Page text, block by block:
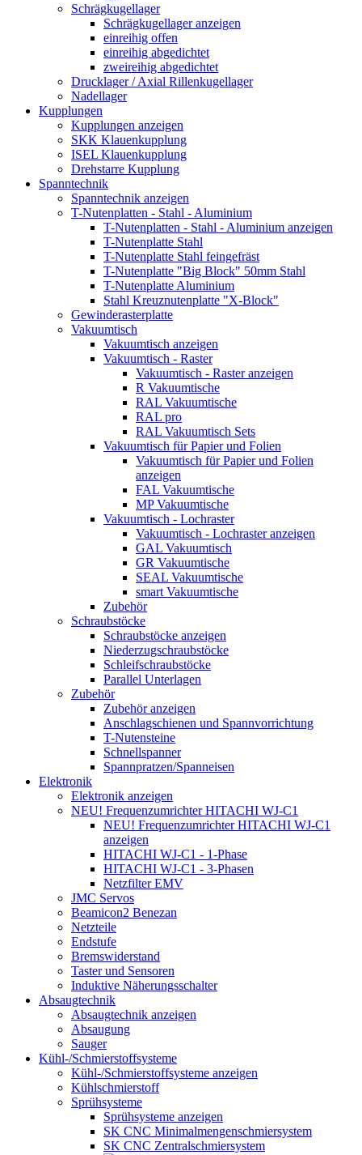
Schrägkugellager
Schrägkugellager anzeigen
einreihig offen
einreihig abgedichtet
zweireihig abgedichtet
Drucklager / Axial Rillenkugellager
Nadellager
Kupplungen
Kupplungen anzeigen
SKK Klauenkupplung
ISEL Klauenkupplung
Drehstarre Kupplung
Spanntechnik
Spanntechnik anzeigen
T-Nutenplatten - Stahl - Aluminium
T-Nutenplatten - Stahl - Aluminium anzeigen
T-Nutenplatte Stahl
T-Nutenplatte Stahl feingefräst
T-Nutenplatte "Big Block" 50mm Stahl
T-Nutenplatte Aluminium
Stahl Kreuznutenplatte "X-Block"
Gewinderasterplatte
Vakuumtisch
Vakuumtisch anzeigen
Vakuumtisch - Raster
Vakuumtisch - Raster anzeigen
R Vakuumtische
RAL Vakuumtische
RAL pro
RAL Vakuumtisch Sets
Vakuumtisch für Papier und Folien
Vakuumtisch für Papier und Folien
anzeigen
FAL Vakuumtische
MP Vakuumtische
Vakuumtisch - Lochraster
Vakuumtisch - Lochraster anzeigen
GAL Vakuumtisch
GR Vakuumtische
SEAL Vakuumtische
smart Vakuumtische
Zubehör
Schraubstöcke
Schraubstöcke anzeigen
Niederzugschraubstöcke
Schleifschraubstöcke
Parallel Unterlagen
Zubehör
Zubehör anzeigen
Anschlagschienen und Spannvorrichtung
T-Nutensteine
Schnellspanner
Spannpratzen/Spanneisen
Elektronik
Elektronik anzeigen
NEU! Frequenzumrichter HITACHI WJ-C1
NEU! Frequenzumrichter HITACHI WJ-C1
anzeigen
HITACHI WJ-C1 - 1-Phase
HITACHI WJ-C1 - 3-Phasen
Netzfilter EMV
JMC Servos
Beamicon2 Benezan
Netzteile
Endstufe
Bremswiderstand
Taster und Sensoren
Induktive Näherungsschalter
Absaugtechnik
Absaugtechnik anzeigen
Absaugung
Sauger
Kühl-/Schmierstoffsysteme
Kühl-/Schmierstoffsysteme anzeigen
Kühlschmierstoff
Sprühsysteme
Sprühsysteme anzeigen
SK CNC Minimalmengenschmiersystem
SK CNC Zentralschmiersystem